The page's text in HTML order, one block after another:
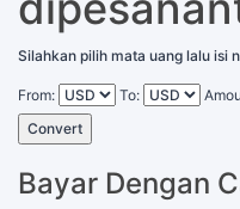
Silahkan pilih mata uang lalu isi
From: To:
Convert
Bayar Dengan